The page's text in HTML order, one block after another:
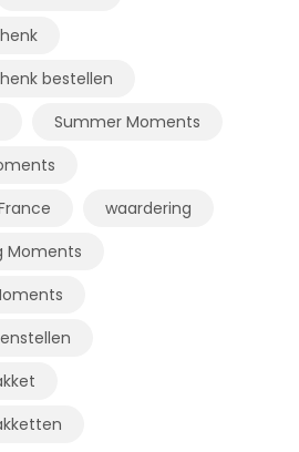
bestellen
Summer Moments
waardering
Moments